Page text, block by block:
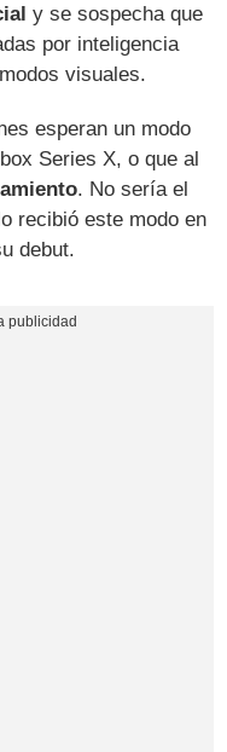
y se sospecha que
por inteligencia
visuales.
esperan un modo
Series X, o que al
. No sería el
recibió este modo en
debut.